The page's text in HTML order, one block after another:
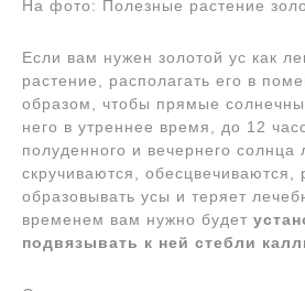
На фото: Полезные растение
Если вам нужен золотой ус как
растение, располагать его в
образом, чтобы прямые
него в утреннее время, до 12
полуденного и вечернего солнца
скручиваются, обесцвечиваются,
образовывать усы и теряет
временем вам нужно будет
подвязывать к ней стебли